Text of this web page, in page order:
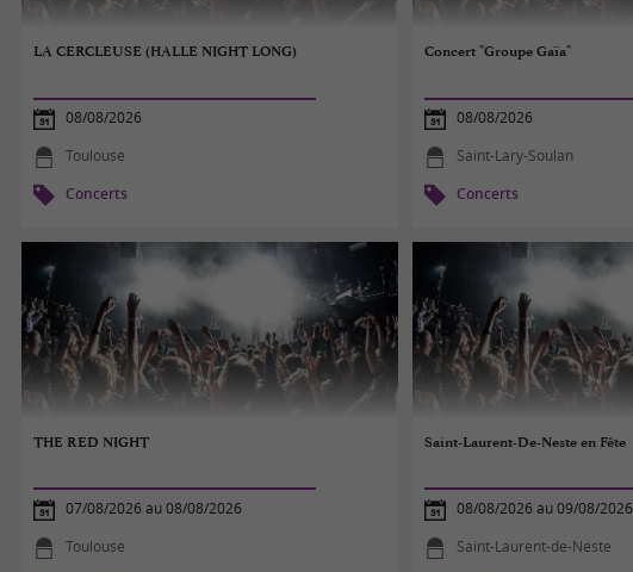
LA CERCLEUSE (HALLE NIGHT LONG)
08/08/2026
Toulouse
Concerts
Concert "Groupe Gaïa"
08/08/2026
Saint-Lary-Soulan
Concerts
THE RED NIGHT
07/08/2026 au 08/08/2026
Toulouse
Saint-Laurent-De-Neste en Fête
08/08/2026 au 09/08/2026
Saint-Laurent-de-Neste